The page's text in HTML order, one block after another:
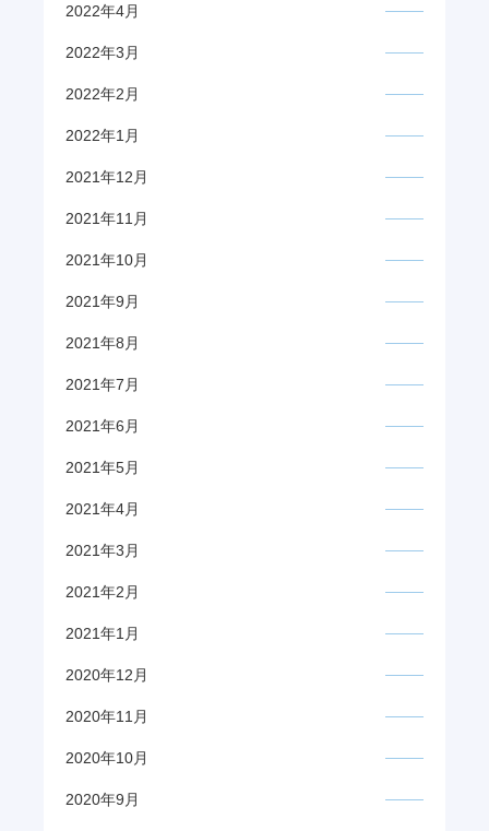
2022年4月
2022年3月
2022年2月
2022年1月
2021年12月
2021年11月
2021年10月
2021年9月
2021年8月
2021年7月
2021年6月
2021年5月
2021年4月
2021年3月
2021年2月
2021年1月
2020年12月
2020年11月
2020年10月
2020年9月